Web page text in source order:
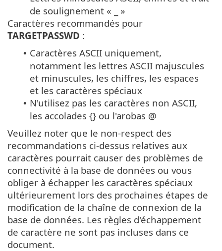
de soulignement « _ »
Caractères recommandés pour
TARGETPASSWD :
• Caractères ASCII uniquement,
notamment les lettres ASCII majuscules
et minuscules, les chiffres, les espaces
et les caractères spéciaux
• N'utilisez pas les caractères non ASCII,
les accolades {} ou l'arobas @
Veuillez noter que le non-respect des
recommandations ci-dessus relatives aux
caractères pourrait causer des problèmes de
connectivité à la base de données ou vous
obliger à échapper les caractères spéciaux
ultérieurement lors des prochaines étapes de
modification de la chaîne de connexion de la
base de données. Les règles d'échappement
de caractère ne sont pas incluses dans ce
document.